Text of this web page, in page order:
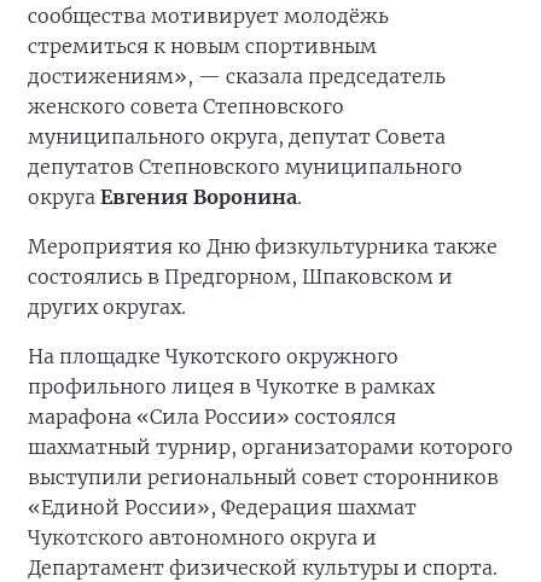
сообщества мотивирует молодёжь
стремиться к новым спортивным
достижениям», — сказала председатель
женского совета Степновского
муниципального округа, депутат Совета
депутатов Степновского муниципального
округа Евгения Воронина.
Мероприятия ко Дню физкультурника также
состоялись в Предгорном, Шпаковском и
других округах.
На площадке Чукотского окружного
профильного лицея в Чукотке в рамках
марафона «Сила России» состоялся
шахматный турнир, организаторами которого
выступили региональный совет сторонников
«Единой России», Федерация шахмат
Чукотского автономного округа и
Департамент физической культуры и спорта.